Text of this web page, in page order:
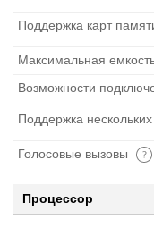
Поддержка карт
Максимальная
Возможности
Поддержка
Голосовые вызовы
Процессор